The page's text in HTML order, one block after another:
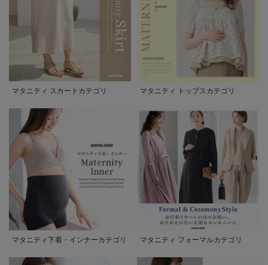
マタニティ スカートカテゴリ マタニティ トップスカテゴリ
マタニティ下着・インナーカテゴリ マタニティ フォーマルカテゴリ